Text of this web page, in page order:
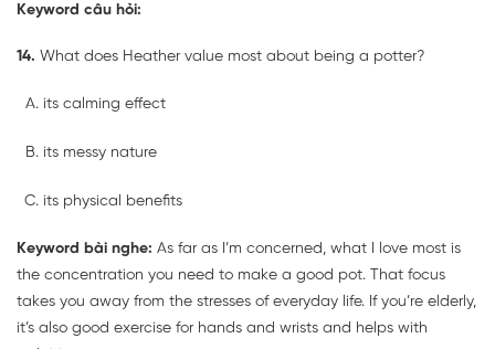
Keyword câu hỏi:
14. What does Heather value most about being a potter?
its calming effect
its messy nature
its physical benefits
Keyword bài nghe: As far as I’m concerned, what I love most is
the concentration you need to make a good pot. That focus
takes you away from the stresses of everyday life. If you’re elderly,
it’s also good exercise for hands and wrists and helps with